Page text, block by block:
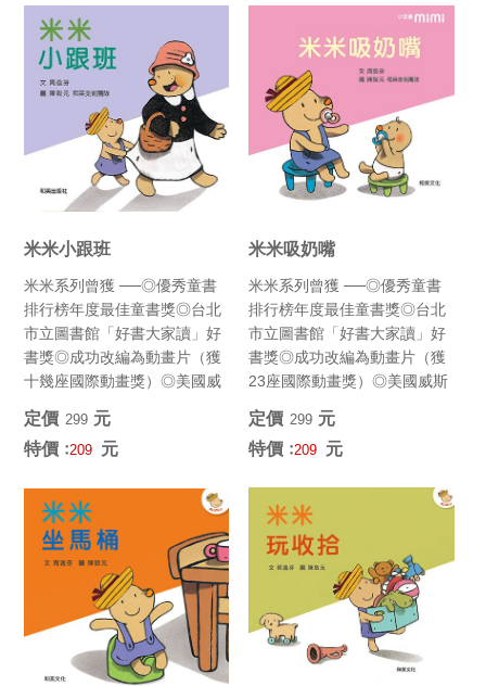
米米小跟班
米米系列曾獲 ──◎優秀童書
排行榜年度最佳童書獎◎台北
市立圖書館「好書大家讀」好
書獎◎成功改編為動畫片（獲
十幾座國際動畫獎）◎美國威
定價﹕299 元
特價﹕209 元
米米吸奶嘴
米米系列曾獲 ──◎優秀童書
排行榜年度最佳童書獎◎台北
市立圖書館「好書大家讀」好
書獎◎成功改編為動畫片（獲
23座國際動畫獎）◎美國威斯
定價﹕299 元
特價﹕209 元